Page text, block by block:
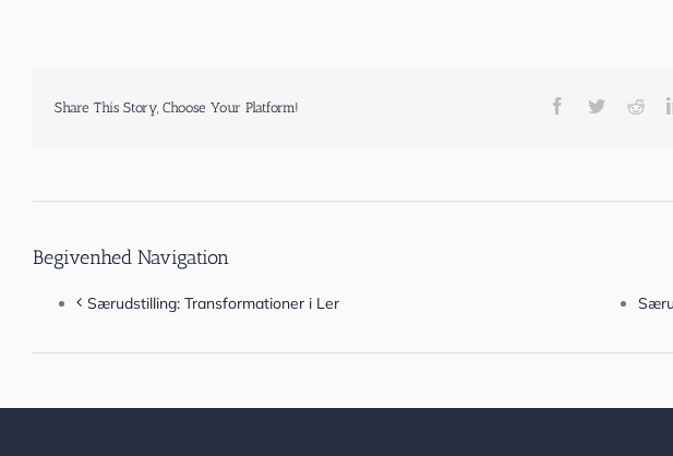
Share This Story, Choose Your Platform! Facebook
Twitter
Begivenhed Navigation
Særudstilling: Transformationer i Ler